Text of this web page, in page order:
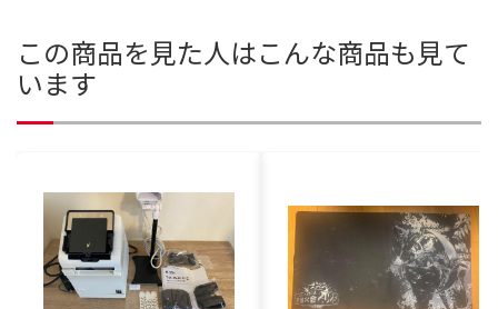
この商品を見た人はこんな商品も見て
います